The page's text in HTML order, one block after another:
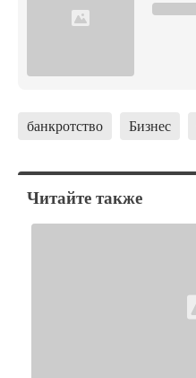
банкротство Бизнес
Читайте также